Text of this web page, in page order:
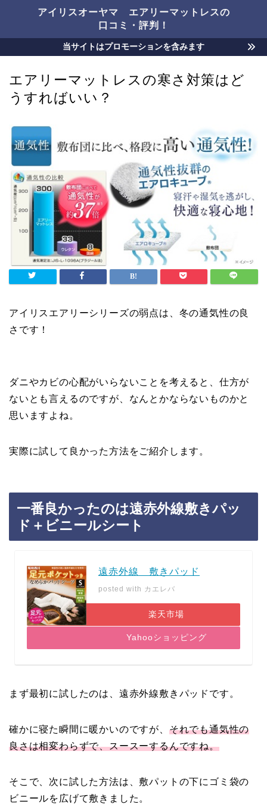
アイリスオーヤマ エアリーマットレスの
口コミ・評判！
当サイトはプロモーションを含みます
エアリーマットレスの寒さ対策はど
うすればいい？
アイリスエアリーシリーズの弱点は、冬の通気性の良
さです！
ダニやカビの心配がいらないことを考えると、仕方が
ないとも言えるのですが、なんとかならないものかと
思いますよね。
実際に試して良かった方法をご紹介します。
一番良かったのは遠赤外線敷きパッ
ド＋ビニールシート
遠赤外線 敷きパッド
posted with カエレバ
楽天市場
Yahooショッピング
まず最初に試したのは、遠赤外線敷きパッドです。
確かに寝た瞬間に暖かいのですが、 それでも通気性の
良さは相変わらずで、スースーするんですね。
そこで、次に試した方法は、敷パットの下にゴミ袋の
ビニールを広げて敷きました。